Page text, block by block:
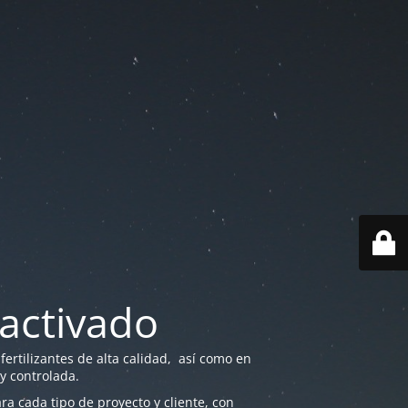
de alta calidad, así como en
controlada.
cada tipo de proyecto y cliente, con